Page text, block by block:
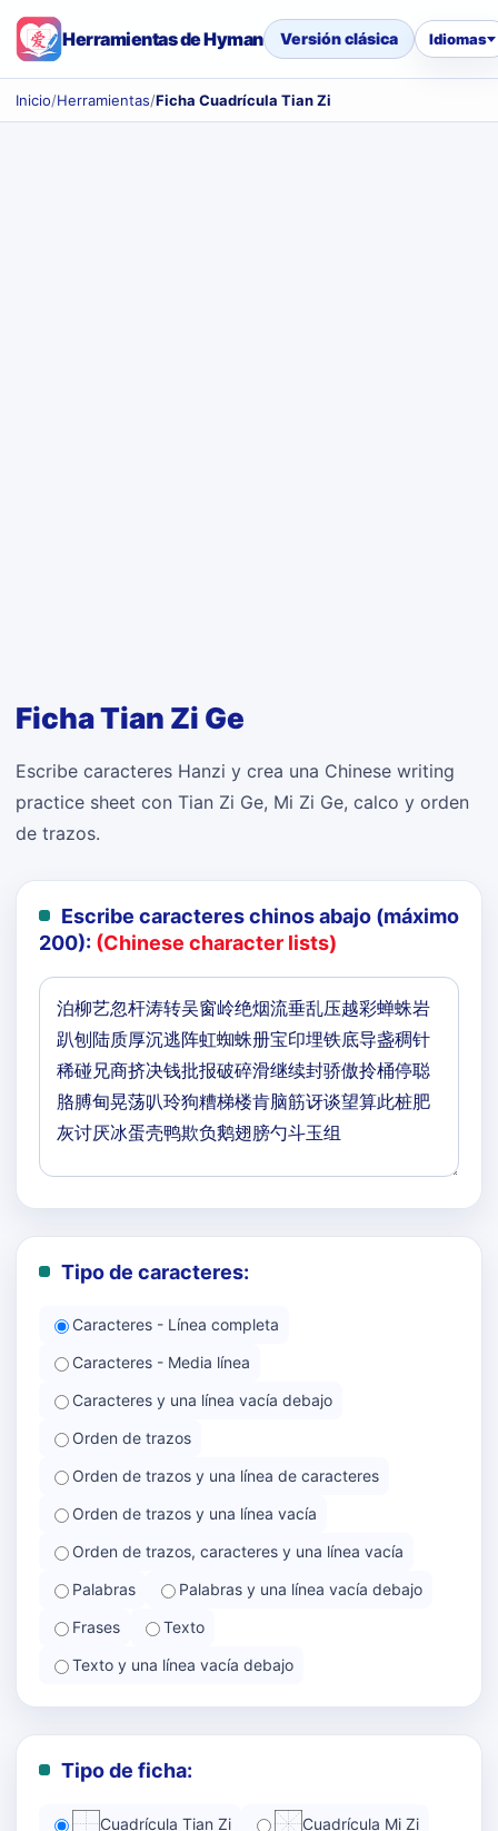
Herramientas de Hyman Versión clásica Idiomas
Inicio/Herramientas/Ficha Cuadrícula Tian Zi
Ficha Tian Zi Ge
Escribe caracteres Hanzi y crea una Chinese writing
practice sheet con Tian Zi Ge, Mi Zi Ge, calco y orden
de trazos.
Escribe caracteres chinos abajo (máximo
200): (Chinese character lists)
Tipo de caracteres:
Caracteres - Línea completa
Caracteres - Media línea
Caracteres y una línea vacía debajo
Orden de trazos
Orden de trazos y una línea de caracteres
Orden de trazos y una línea vacía
Orden de trazos, caracteres y una línea vacía
Palabras
Palabras y una línea vacía debajo
Frases
Texto
Texto y una línea vacía debajo
Tipo de ficha:
Cuadrícula Tian Zi Cuadrícula Mi Zi